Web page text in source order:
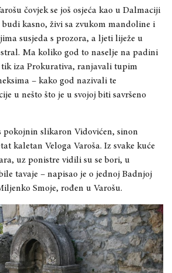
čovjek se još osjeća kao u Dalmaciji
kasno, živi sa zvukom mandoline i
susjeda s prozora, a ljeti liježe u
Ma koliko god to naselje na padini
iza Prokurativa, ranjavali tupim
– kako god nazivali te
u nešto što je u svojoj biti savršeno
pokojnin slikaron Vidovićen, sinon
kaletan Veloga Varoša. Iz svake kuće
uz ponistre vidili su se bori, u
tavaje – napisao je o jednoj Badnjoj
Smoje, rođen u Varošu.